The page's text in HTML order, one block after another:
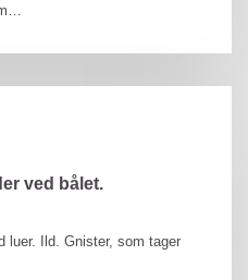
ved bålet.
luer. Ild. Gnister, som tager